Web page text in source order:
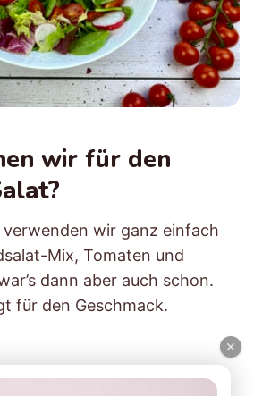
wir für den
verwenden wir ganz einfach
Mix, Tomaten und
dann aber auch schon.
für den Geschmack.
×